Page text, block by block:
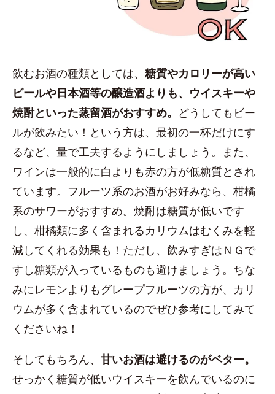
飲むお酒の種類としては、 糖質やカロリーが高い
ビールや日本酒等の醸造酒よりも、ウイスキーや
焼酎といった蒸留酒がおすすめ。 どうしてもビー
ルが飲みたい！という方は、最初の一杯だけにす
るなど、量で工夫するようにしましょう。また、
ワインは一般的に白よりも赤の方が低糖質とされ
ています。フルーツ系のお酒がお好みなら、柑橘
系のサワーがおすすめ。焼酎は糖質が低いです
し、柑橘類に多く含まれるカリウムはむくみを軽
減してくれる効果も！ただし、飲みすぎはＮＧで
すし糖類が入っているものも避けましょう。ちな
みにレモンよりもグレープフルーツの方が、カリ
ウムが多く含まれているのでぜひ参考にしてみて
くださいね！
そしてもちろん、 甘いお酒は避けるのがベター。
せっかく糖質が低いウイスキーを飲んでいるのに